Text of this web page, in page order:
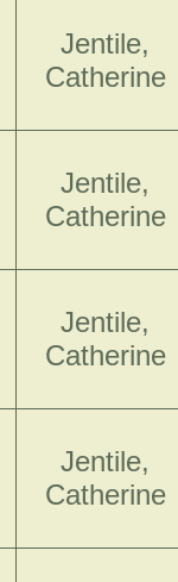
Jentile,
Catherine
Jentile,
Catherine
Jentile,
Catherine
Jentile,
Catherine